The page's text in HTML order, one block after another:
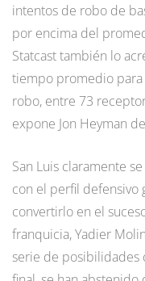
intentos de robo de
por encima del
Statcast también lo
tiempo promedio para
robo, entre 73
expone Jon Heyman de
San Luis claramente
con el perfil defensivo
convertirlo en el
franquicia, Yadier
serie de posibilidades